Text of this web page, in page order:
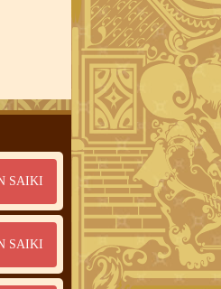
SAIKI
SAIKI